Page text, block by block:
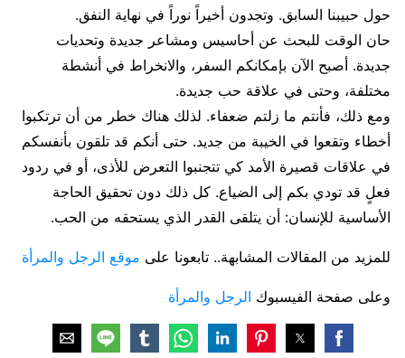
حول حبيبنا السابق. وتجدون أخيراً نوراً في نهاية النفق.
حان الوقت للبحث عن أحاسيس ومشاعر جديدة وتحديات
جديدة. أصبح الآن بإمكانكم السفر، والانخراط في أنشطة
مختلفة، وحتى في علاقة حب جديدة.
ومع ذلك، فأنتم ما زلتم ضعفاء. لذلك هناك خطر من أن ترتكبوا
أخطاء وتقعوا في الخيبة من جديد. حتى أنكم قد تلقون بأنفسكم
في علاقات قصيرة الأمد كي تتجنبوا التعرض للأذى، أو في ردود
فعلٍ قد تودي بكم إلى الضياع. كل ذلك دون تحقيق الحاجة
الأساسية للإنسان: أن يتلقى القدر الذي يستحقه من الحب.
للمزيد من المقالات المشابهة.. تابعونا على موقع الرجل والمرأة
وعلى صفحة الفيسبوك الرجل والمرأة